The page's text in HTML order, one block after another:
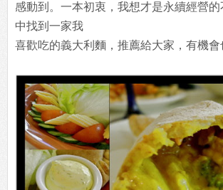
感動到。一本初衷，我想才是永續經營
中找到一家我
喜歡吃的義大利麵，推薦給大家，有機